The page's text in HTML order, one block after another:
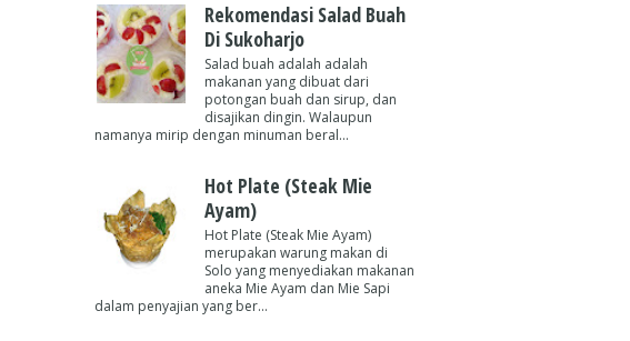
Rekomendasi Salad Buah
Di Sukoharjo
Salad buah adalah adalah
makanan yang dibuat dari
potongan buah dan sirup, dan
disajikan dingin. Walaupun
namanya mirip dengan minuman beral...
Hot Plate (Steak Mie
Ayam)
Hot Plate (Steak Mie Ayam)
merupakan warung makan di
Solo yang menyediakan makanan
aneka Mie Ayam dan Mie Sapi
dalam penyajian yang ber...